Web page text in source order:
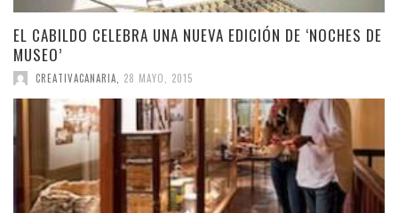
EL CABILDO CELEBRA UNA NUEVA EDICIÓN DE ‘NOCHES DE
MUSEO’
CREATIVACANARIA 28 MAYO, 2015